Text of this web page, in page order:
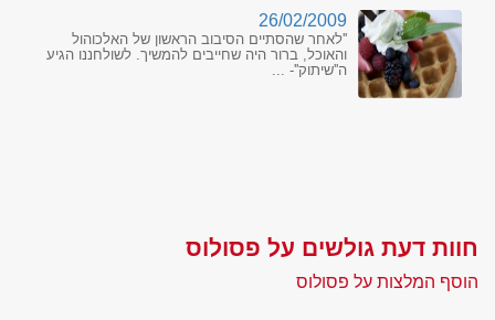
26/02/2009
''לאחר שהסתיים הסיבוב הראשון של האלכוהול
והאוכל, ברור היה שחייבים להמשיך. לשולחננו הגיע
ה''שיתוק''- ...
חוות דעת גולשים על פסולוס
הוסף המלצות על פסולוס